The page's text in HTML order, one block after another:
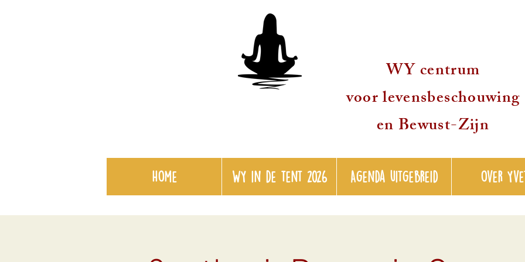
WY centrum
voor levensbeschouwing
en Bewust-Zijn
Home WY in de tent 2026 Agenda uitgebreid over